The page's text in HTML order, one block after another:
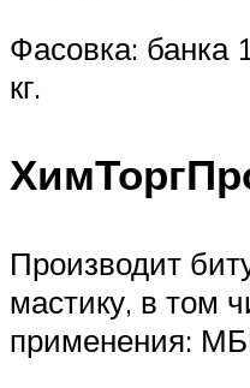
Фасовка: банка
кг.
Производит
мастику, в том
применения: